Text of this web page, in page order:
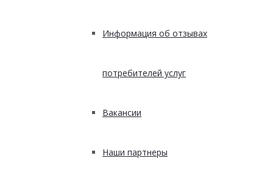
Информация об отзывах
потребителей услуг
Вакансии
Наши партнеры